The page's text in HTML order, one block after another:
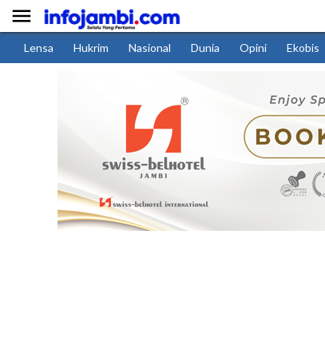

Lensa Hukrim Nasional Dunia Opini Ekobis